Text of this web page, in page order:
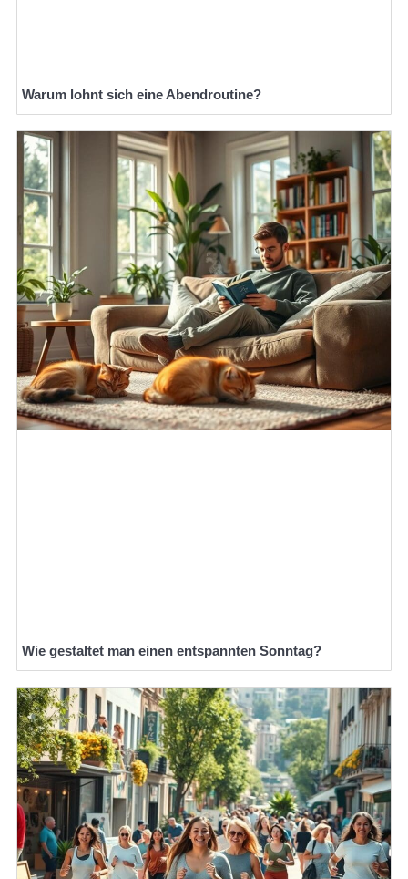
Warum lohnt sich eine Abendroutine?
Wie gestaltet man einen entspannten Sonntag?